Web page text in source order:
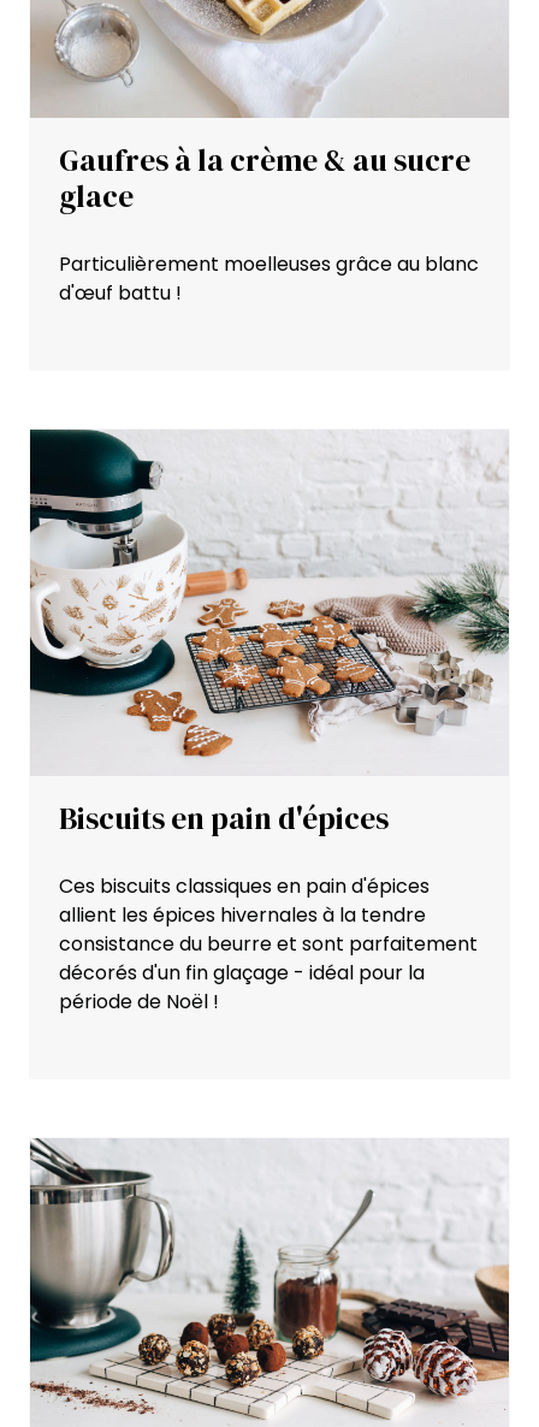
Gaufres à la crème & au sucre
glace
Particulièrement moelleuses grâce au blanc
d'œuf battu !
Biscuits en pain d'épices
Ces biscuits classiques en pain d'épices
allient les épices hivernales à la tendre
consistance du beurre et sont parfaitement
décorés d'un fin glaçage - idéal pour la
période de Noël !